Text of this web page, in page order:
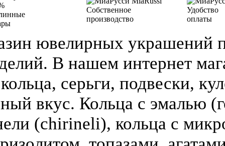
Собственное
производство
Удобство
оплаты
ювелирных украшений
В нашем интернет
серьги, подвески,
вкус. Кольца с эмалью
(chirineli), кольца с